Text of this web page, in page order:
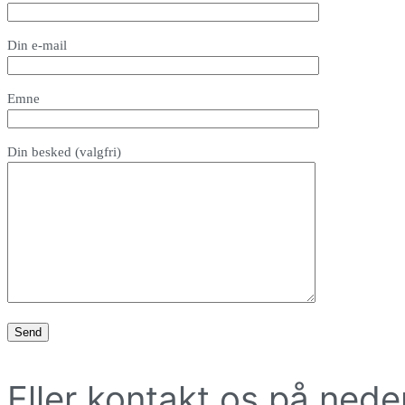
Din e-mail
Emne
Din besked (valgfri)